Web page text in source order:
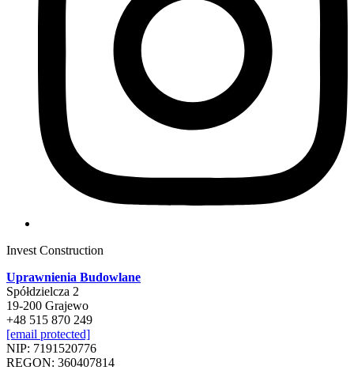
Invest Construction
Uprawnienia Budowlane
Spółdzielcza 2
19-200 Grajewo
+48 515 870 249
[email protected]
NIP: 7191520776
REGON: 360407814